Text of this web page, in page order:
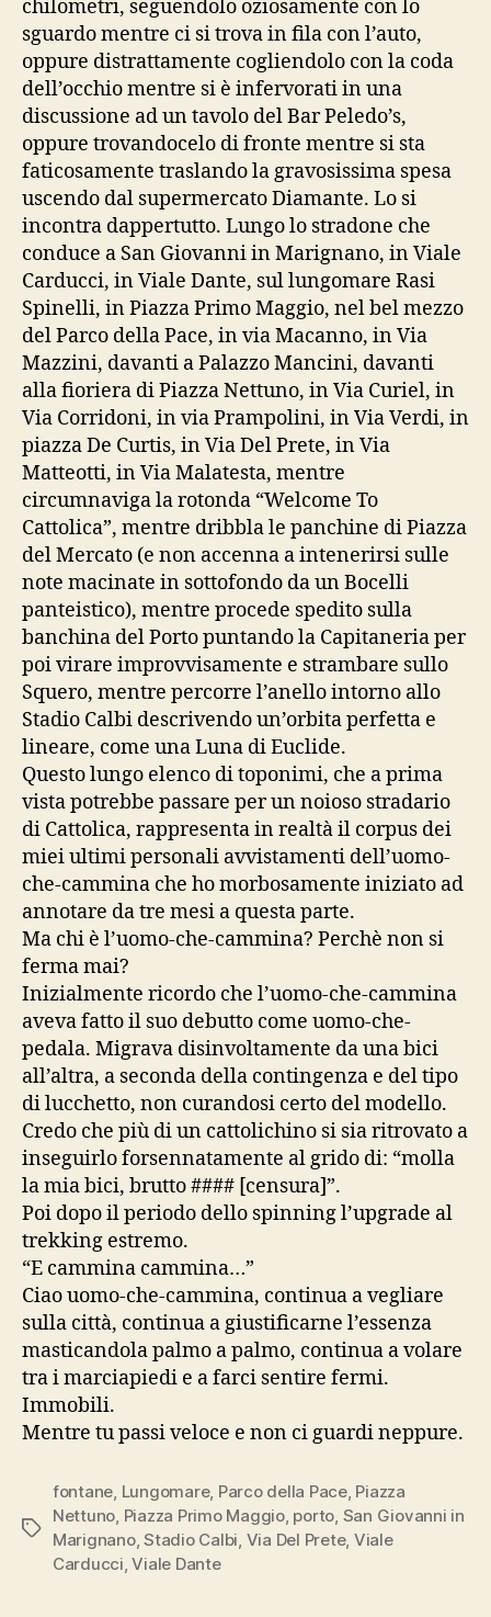
chilometri, seguendolo oziosamente con lo
sguardo mentre ci si trova in fila con l’auto,
oppure distrattamente cogliendolo con la coda
dell’occhio mentre si è infervorati in una
discussione ad un tavolo del Bar Peledo’s,
oppure trovandocelo di fronte mentre si sta
faticosamente traslando la gravosissima spesa
uscendo dal supermercato Diamante. Lo si
incontra dappertutto. Lungo lo stradone che
conduce a San Giovanni in Marignano, in Viale
Carducci, in Viale Dante, sul lungomare Rasi
Spinelli, in Piazza Primo Maggio, nel bel mezzo
del Parco della Pace, in via Macanno, in Via
Mazzini, davanti a Palazzo Mancini, davanti
alla fioriera di Piazza Nettuno, in Via Curiel, in
Via Corridoni, in via Prampolini, in Via Verdi, in
piazza De Curtis, in Via Del Prete, in Via
Matteotti, in Via Malatesta, mentre
circumnaviga la rotonda “Welcome To
Cattolica”, mentre dribbla le panchine di Piazza
del Mercato (e non accenna a intenerirsi sulle
note macinate in sottofondo da un Bocelli
panteistico), mentre procede spedito sulla
banchina del Porto puntando la Capitaneria per
poi virare improvvisamente e strambare sullo
Squero, mentre percorre l’anello intorno allo
Stadio Calbi descrivendo un’orbita perfetta e
lineare, come una Luna di Euclide.
Questo lungo elenco di toponimi, che a prima
vista potrebbe passare per un noioso stradario
di Cattolica, rappresenta in realtà il corpus dei
miei ultimi personali avvistamenti dell’uomo-
che-cammina che ho morbosamente iniziato ad
annotare da tre mesi a questa parte.
Ma chi è l’uomo-che-cammina? Perchè non si
ferma mai?
Inizialmente ricordo che l’uomo-che-cammina
aveva fatto il suo debutto come uomo-che-
pedala. Migrava disinvoltamente da una bici
all’altra, a seconda della contingenza e del tipo
di lucchetto, non curandosi certo del modello.
Credo che più di un cattolichino si sia ritrovato a
inseguirlo forsennatamente al grido di: “molla
la mia bici, brutto #### [censura]”.
Poi dopo il periodo dello spinning l’upgrade al
trekking estremo.
“E cammina cammina…”
Ciao uomo-che-cammina, continua a vegliare
sulla città, continua a giustificarne l’essenza
masticandola palmo a palmo, continua a volare
tra i marciapiedi e a farci sentire fermi.
Immobili.
Mentre tu passi veloce e non ci guardi neppure.
Tag
fontane Lungomare, Parco della Pace, Piazza
Nettuno Piazza Primo Maggio, porto San Giovanni in
Marignano,Stadio Calbi Via Del Prete, Viale
Carducci ,Viale Dante